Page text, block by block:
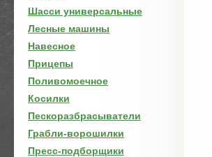
Шасси универсальные
Лесные машины
Навесное
Прицепы
Поливомоечное
Косилки
Пескоразбрасыватели
Грабли-ворошилки
Пресс-подборщики